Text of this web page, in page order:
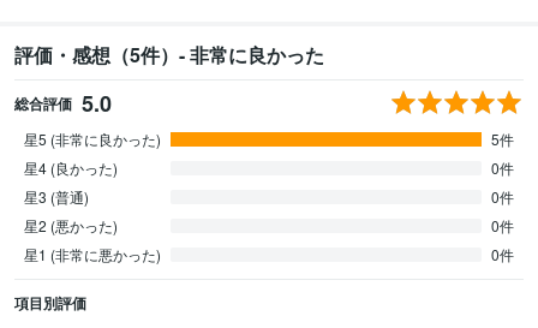
評価・感想（5件）- 非常に良かった
総合評価 5.0
星5 (非常に良かった)
5件
星4 (良かった)
0件
星3 (普通)
0件
星2 (悪かった)
0件
星1 (非常に悪かった)
0件
項目別評価